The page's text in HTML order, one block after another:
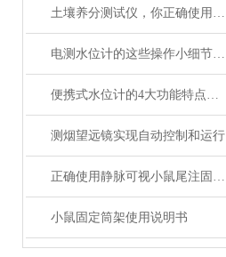
土壤养分测试仪，你正确使用了吗？
电测水位计的这些操作小细节，你在使用中要格外注意哦！
便携式水位计的4大功能特点介绍
测烟望远镜实现自动控制和运行
正确使用静脉可视小鼠尾注固定器
小鼠固定筒架使用说明书